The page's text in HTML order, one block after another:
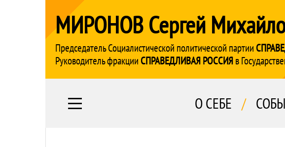
МИРОНОВ Сергей
Председатель Социалистической политической партии
Руководитель фракции СПРАВЕДЛИВАЯ РОССИЯв
О СЕБЕ /